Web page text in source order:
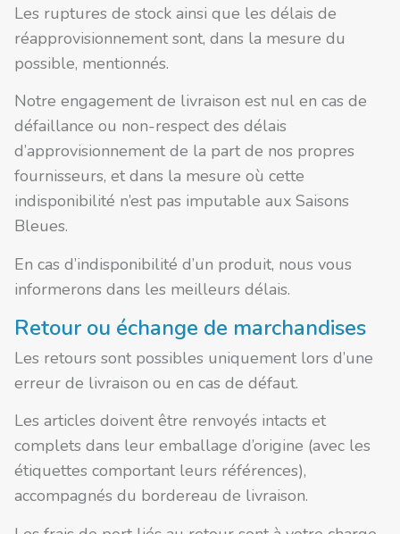
Les ruptures de stock ainsi que les délais de
réapprovisionnement sont, dans la mesure du
possible, mentionnés.
Notre engagement de livraison est nul en cas de
défaillance ou non-respect des délais
d’approvisionnement de la part de nos propres
fournisseurs, et dans la mesure où cette
indisponibilité n’est pas imputable aux Saisons
Bleues.
En cas d’indisponibilité d’un produit, nous vous
informerons dans les meilleurs délais.
Retour ou échange de marchandises
Les retours sont possibles uniquement lors d’une
erreur de livraison ou en cas de défaut.
Les articles doivent être renvoyés intacts et
complets dans leur emballage d’origine (avec les
étiquettes comportant leurs références),
accompagnés du bordereau de livraison.